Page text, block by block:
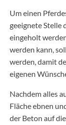
Um einen
geeignete Stelle
eingeholt
werden kann,
werden, damit
eigenen
Nachdem alles
Fläche ebnen
der Beton auf